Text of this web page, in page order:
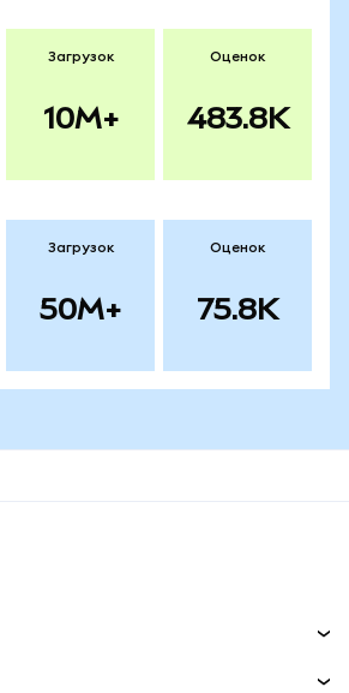
Загрузок
10M+
Оценок
483.8K
Загрузок
50M+
Оценок
75.8K